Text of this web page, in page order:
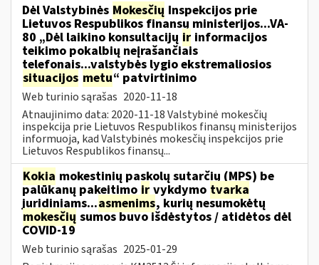
Dėl Valstybinės Mokesčių Inspekcijos prie
Lietuvos Respublikos finansų ministerijos...VA-
80 „Dėl laikino konsultacijų ir informacijos
teikimo pokalbių neįrašančiais
telefonais...valstybės lygio ekstremaliosios
situacijos metu“ patvirtinimo
Web turinio sąrašas 2020-11-18
Atnaujinimo data: 2020-11-18 Valstybinė mokesčių
inspekcija prie Lietuvos Respublikos finansų ministerijos
informuoja, kad Valstybinės mokesčių inspekcijos prie
Lietuvos Respublikos finansų...
Kokia mokestinių paskolų sutarčių (MPS) be
palūkanų pakeitimo ir vykdymo tvarka
juridiniams...asmenims, kurių nesumokėtų
mokesčių sumos buvo išdėstytos / atidėtos dėl
COVID-19
Web turinio sąrašas 2025-01-29